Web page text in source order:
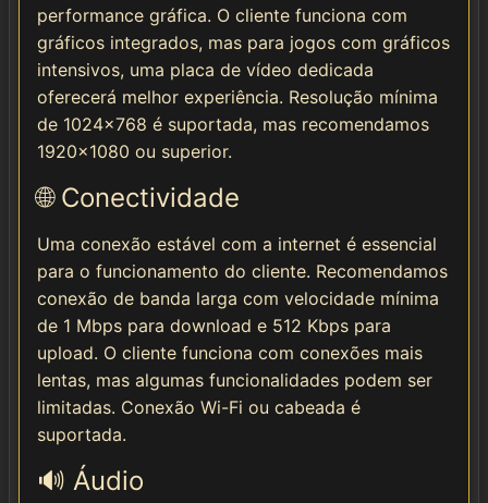
performance gráfica. O cliente funciona com
gráficos integrados, mas para jogos com gráficos
intensivos, uma placa de vídeo dedicada
oferecerá melhor experiência. Resolução mínima
de 1024x768 é suportada, mas recomendamos
1920x1080 ou superior.
🌐 Conectividade
Uma conexão estável com a internet é essencial
para o funcionamento do cliente. Recomendamos
conexão de banda larga com velocidade mínima
de 1 Mbps para download e 512 Kbps para
upload. O cliente funciona com conexões mais
lentas, mas algumas funcionalidades podem ser
limitadas. Conexão Wi-Fi ou cabeada é
suportada.
🔊 Áudio